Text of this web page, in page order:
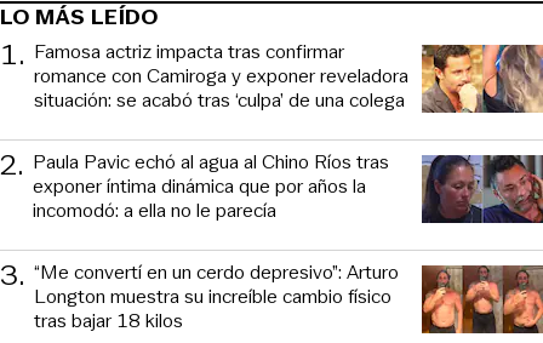
LO MÁS LEÍDO
1. Famosa actriz impacta tras confirmar
romance con Camiroga y exponer reveladora
situación: se acabó tras ‘culpa’ de una colega
2. Paula Pavic echó al agua al Chino Ríos tras
exponer íntima dinámica que por años la
incomodó: a ella no le parecía
3. “Me convertí en un cerdo depresivo”: Arturo
Longton muestra su increíble cambio físico
tras bajar 18 kilos